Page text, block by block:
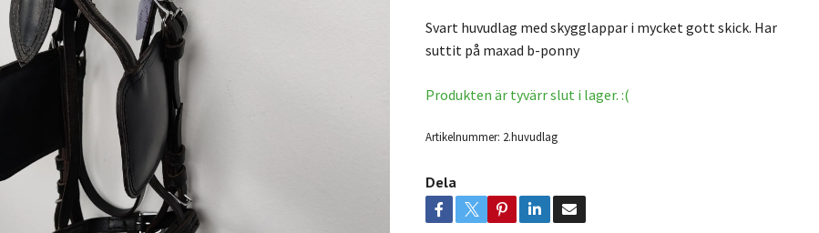
Svart huvudlag med skygglappar i mycket gott skick. Har
suttit på maxad b-ponny
Produkten är tyvärr slut i lager. :(
Artikelnummer: 2.huvudlag
Dela